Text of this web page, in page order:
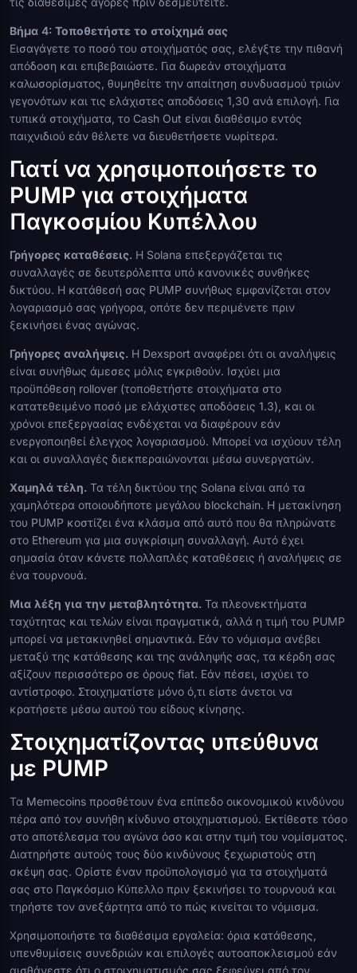
Βήμα 4: Τοποθετήστε το στοίχημά σας
Εισαγάγετε το ποσό του στοιχήματός σας, ελέγξτε την πιθανή
απόδοση και επιβεβαιώστε. Για δωρεάν στοιχήματα
καλωσορίσματος, θυμηθείτε την απαίτηση συνδυασμού τριών
γεγονότων και τις ελάχιστες αποδόσεις 1,30 ανά επιλογή. Για
τυπικά στοιχήματα, το Cash Out είναι διαθέσιμο εντός
παιχνιδιού εάν θέλετε να διευθετήσετε νωρίτερα.
Γιατί να χρησιμοποιήσετε το
PUMP για στοιχήματα
Παγκοσμίου Κυπέλλου
Γρήγορες καταθέσεις. Η Solana επεξεργάζεται τις
συναλλαγές σε δευτερόλεπτα υπό κανονικές συνθήκες
δικτύου. Η κατάθεσή σας PUMP συνήθως εμφανίζεται στον
λογαριασμό σας γρήγορα, οπότε δεν περιμένετε πριν
ξεκινήσει ένας αγώνας.
Γρήγορες αναλήψεις. Η Dexsport αναφέρει ότι οι αναλήψεις
είναι συνήθως άμεσες μόλις εγκριθούν. Ισχύει μια
προϋπόθεση rollover (τοποθετήστε στοιχήματα στο
κατατεθειμένο ποσό με ελάχιστες αποδόσεις 1.3), και οι
χρόνοι επεξεργασίας ενδέχεται να διαφέρουν εάν
ενεργοποιηθεί έλεγχος λογαριασμού. Μπορεί να ισχύουν τέλη
και οι συναλλαγές διεκπεραιώνονται μέσω συνεργατών.
Χαμηλά τέλη. Τα τέλη δικτύου της Solana είναι από τα
χαμηλότερα οποιουδήποτε μεγάλου blockchain. Η μετακίνηση
του PUMP κοστίζει ένα κλάσμα από αυτό που θα πληρώνατε
στο Ethereum για μια συγκρίσιμη συναλλαγή. Αυτό έχει
σημασία όταν κάνετε πολλαπλές καταθέσεις ή αναλήψεις σε
ένα τουρνουά.
Μια λέξη για την μεταβλητότητα. Τα πλεονεκτήματα
ταχύτητας και τελών είναι πραγματικά, αλλά η τιμή του PUMP
μπορεί να μετακινηθεί σημαντικά. Εάν το νόμισμα ανέβει
μεταξύ της κατάθεσης και της ανάληψής σας, τα κέρδη σας
αξίζουν περισσότερο σε όρους fiat. Εάν πέσει, ισχύει το
αντίστροφο. Στοιχηματίστε μόνο ό,τι είστε άνετοι να
κρατήσετε μέσω αυτού του είδους κίνησης.
Στοιχηματίζοντας υπεύθυνα
με PUMP
Τα Memecoins προσθέτουν ένα επίπεδο οικονομικού κινδύνου
πέρα από τον συνήθη κίνδυνο στοιχηματισμού. Εκτίθεστε τόσο
στο αποτέλεσμα του αγώνα όσο και στην τιμή του νομίσματος.
Διατηρήστε αυτούς τους δύο κινδύνους ξεχωριστούς στη
σκέψη σας. Ορίστε έναν προϋπολογισμό για τα στοιχήματά
σας στο Παγκόσμιο Κύπελλο πριν ξεκινήσει το τουρνουά και
τηρήστε τον ανεξάρτητα από το πώς κινείται το νόμισμα.
Χρησιμοποιήστε τα διαθέσιμα εργαλεία: όρια κατάθεσης,
υπενθυμίσεις συνεδριών και επιλογές αυτοαποκλεισμού εάν